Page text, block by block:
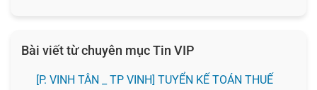
Bài viết từ chuyên mục Tin VIP
[P. VINH TÂN _ TP VINH] TUYỂN KẾ TOÁN THUẾ